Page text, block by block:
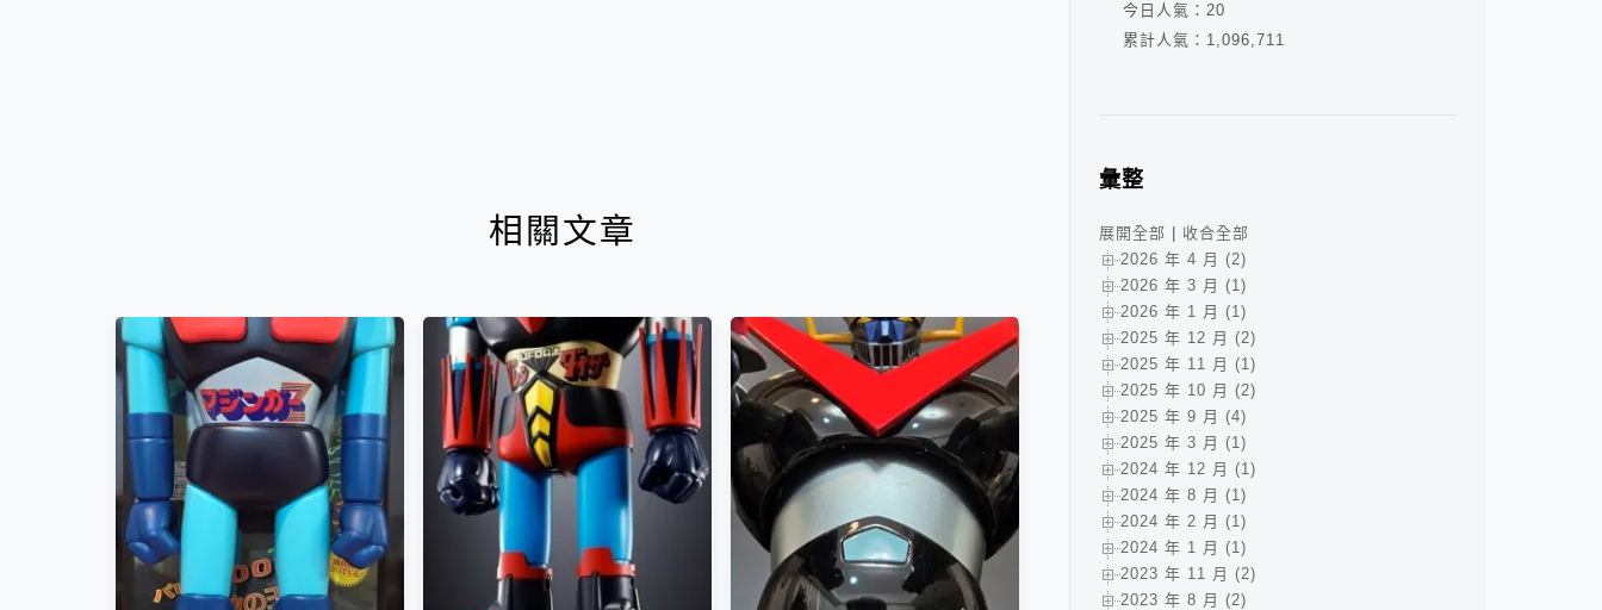
相關文章
今日人氣： 20
累計人氣： 1,096,711
彙整
展開全部
收合全部
2026 年 4 月 (2)
2026 年 3 月 (1)
2026 年 1 月 (1)
2025 年 12 月 (2)
2025 年 11 月 (1)
2025 年 10 月 (2)
2025 年 9 月 (4)
2025 年 3 月 (1)
2024 年 12 月 (1)
2024 年 8 月 (1)
2024 年 2 月 (1)
2024 年 1 月 (1)
2023 年 11 月 (2)
2023 年 8 月 (2)